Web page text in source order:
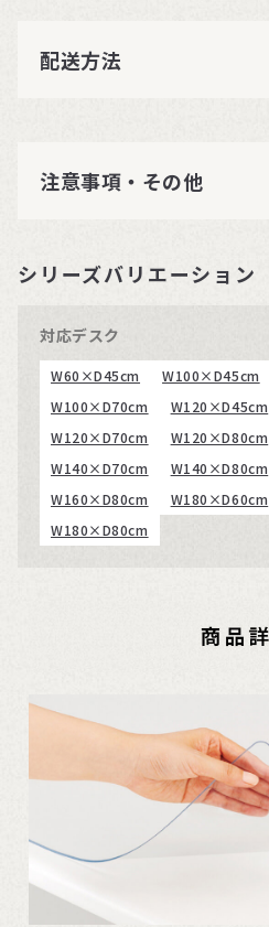
配送方法
注意事項・その他
シリーズバリエーション
対応デスク
W60×D45cm W100×D45cm
W100×D70cm
W120×D45cm
W120×D70cm
W120×D80cm
W140×D70cm
W140×D80cm
W160×D80cm
W180×D60cm
W180×D80cm